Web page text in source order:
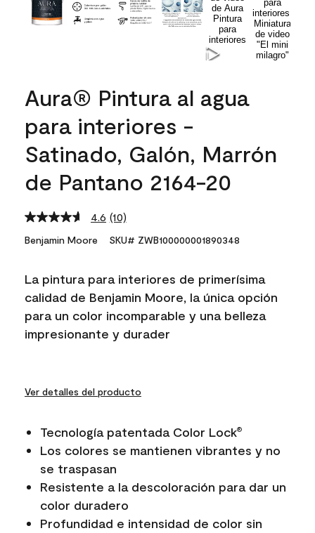
Aura® Pintura al agua
para interiores -
Satinado, Galón, Marrón
de Pantano 2164-20
4.6 Read
10
Reviews.
link.
(10)
Benjamin Moore SKU# ZWB100000001890348
La pintura para interiores de primerísima
calidad de Benjamin Moore, la única opción
para un color incomparable y una belleza
impresionante y durader
Ver detalles del producto
Tecnología patentada Color Lock®
Los colores se mantienen vibrantes y no
se traspasan
Resistente a la descoloración para dar un
color duradero
Profundidad e intensidad de color sin